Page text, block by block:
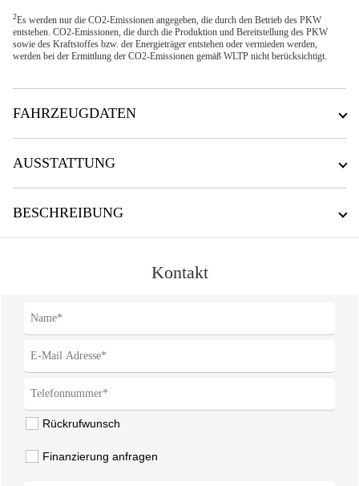
2Es werden nur die CO2-Emissionen angegeben, die durch den Betrieb des PKW
entstehen. CO2-Emissionen, die durch die Produktion und Bereitstellung des PKW
sowie des Kraftstoffes bzw. der Energieträger entstehen oder vermieden werden,
werden bei der Ermittlung der CO2-Emissionen gemäß WLTP nicht berücksichtigt.
FAHRZEUGDATEN
AUSSTATTUNG
BESCHREIBUNG
Kontakt
Rückrufwunsch
Finanzierung anfragen